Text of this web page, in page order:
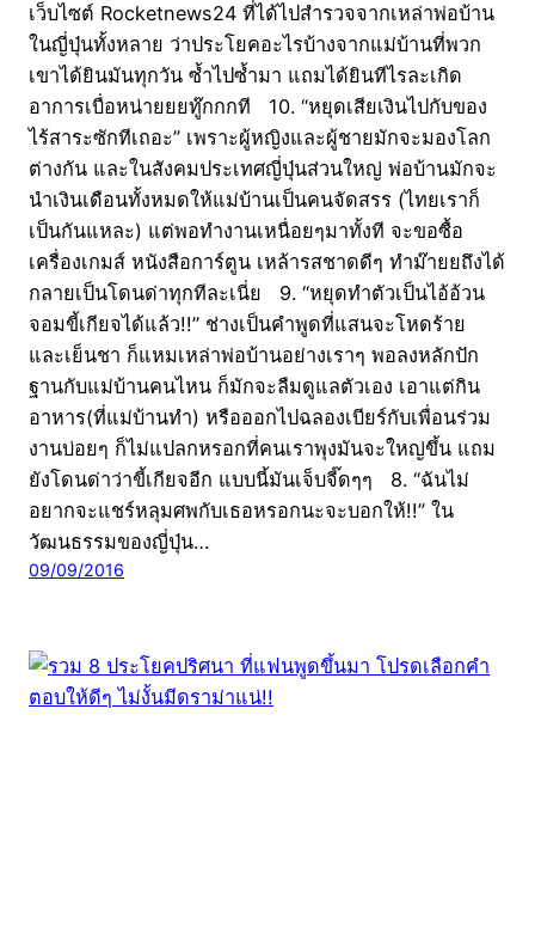
เว็บไซต์ Rocketnews24 ที่ได้ไปสำรวจจากเหล่าพ่อบ้าน
ในญี่ปุ่นทั้งหลาย ว่าประโยคอะไรบ้างจากแม่บ้านที่พวก
เขาได้ยินมันทุกวัน ซ้ำไปซ้ำมา แถมได้ยินทีไรละเกิด
อาการเบื่อหน่ายยยทู๊กกกที 10. “หยุดเสียเงินไปกับของ
ไร้สาระซักทีเถอะ” เพราะผู้หญิงและผู้ชายมักจะมองโลก
ต่างกัน และในสังคมประเทศญี่ปุ่นส่วนใหญ่ พ่อบ้านมักจะ
นำเงินเดือนทั้งหมดให้แม่บ้านเป็นคนจัดสรร (ไทยเราก็
เป็นกันแหละ) แต่พอทำงานเหนื่อยๆมาทั้งที จะขอซื้อ
เครื่องเกมส์ หนังสือการ์ตูน เหล้ารสชาดดีๆ ทำม๊ายยถึงได้
กลายเป็นโดนด่าทุกทีละเนี่ย 9. “หยุดทำตัวเป็นไอ้อ้วน
จอมขี้เกียจได้แล้ว!!” ช่างเป็นคำพูดที่แสนจะโหดร้าย
และเย็นชา ก็แหมเหล่าพ่อบ้านอย่างเราๆ พอลงหลักปัก
ฐานกับแม่บ้านคนไหน ก็มักจะลืมดูแลตัวเอง เอาแต่กิน
อาหาร(ที่แม่บ้านทำ) หรือออกไปฉลองเบียร์กับเพื่อนร่วม
งานบ่อยๆ ก็ไม่แปลกหรอกที่คนเราพุงมันจะใหญ่ขึ้น แถม
ยังโดนด่าว่าขี้เกียจอีก แบบนี้มันเจ็บจี๊ดๆๆ 8. “ฉันไม่
อยากจะแชร์หลุมศพกับเธอหรอกนะจะบอกให้!!” ใน
วัฒนธรรมของญี่ปุ่น…
09/09/2016